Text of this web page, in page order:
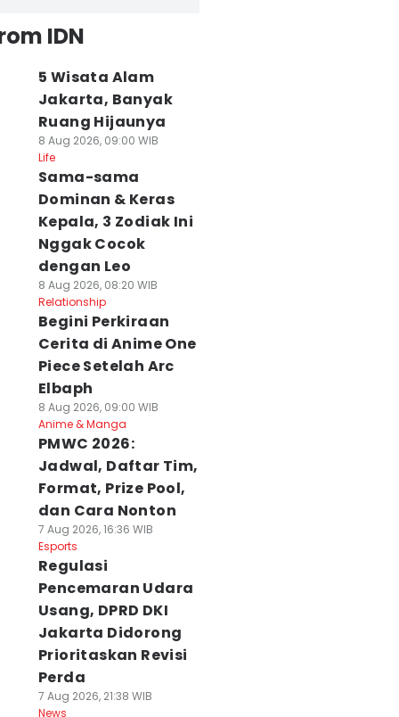
IDN
5 Wisata Alam
Jakarta, Banyak
Ruang Hijaunya
8 Aug 2026, 09:00 WIB
Life
Sama-sama
Dominan & Keras
Kepala, 3 Zodiak Ini
Nggak Cocok
dengan Leo
8 Aug 2026, 08:20 WIB
Relationship
Begini Perkiraan
Cerita di Anime One
Piece Setelah Arc
Elbaph
8 Aug 2026, 09:00 WIB
Anime & Manga
PMWC 2026:
Jadwal, Daftar Tim,
Format, Prize Pool,
dan Cara Nonton
7 Aug 2026, 16:36 WIB
Esports
Regulasi
Pencemaran Udara
Usang, DPRD DKI
Jakarta Didorong
Prioritaskan Revisi
Perda
7 Aug 2026, 21:38 WIB
News